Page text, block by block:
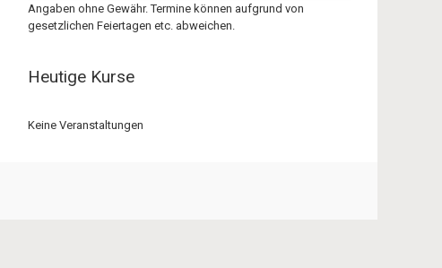
Angaben ohne Gewähr. Termine können aufgrund von
gesetzlichen Feiertagen etc. abweichen.
Heutige Kurse
Keine Veranstaltungen